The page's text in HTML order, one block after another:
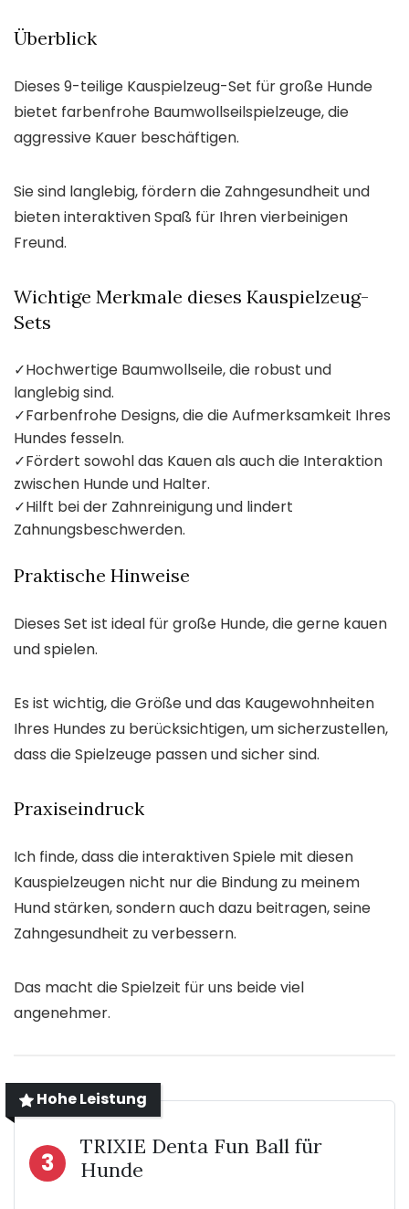
Überblick
Dieses 9-teilige Kauspielzeug-Set für große Hunde
bietet farbenfrohe Baumwollseilspielzeuge, die
aggressive Kauer beschäftigen.
Sie sind langlebig, fördern die Zahngesundheit und
bieten interaktiven Spaß für Ihren vierbeinigen
Freund.
Wichtige Merkmale dieses Kauspielzeug-
Sets
✓Hochwertige Baumwollseile, die robust und
langlebig sind.
✓Farbenfrohe Designs, die die Aufmerksamkeit Ihres
Hundes fesseln.
✓Fördert sowohl das Kauen als auch die Interaktion
zwischen Hunde und Halter.
✓Hilft bei der Zahnreinigung und lindert
Zahnungsbeschwerden.
Praktische Hinweise
Dieses Set ist ideal für große Hunde, die gerne kauen
und spielen.
Es ist wichtig, die Größe und das Kaugewohnheiten
Ihres Hundes zu berücksichtigen, um sicherzustellen,
dass die Spielzeuge passen und sicher sind.
Praxiseindruck
Ich finde, dass die interaktiven Spiele mit diesen
Kauspielzeugen nicht nur die Bindung zu meinem
Hund stärken, sondern auch dazu beitragen, seine
Zahngesundheit zu verbessern.
Das macht die Spielzeit für uns beide viel
angenehmer.
Hohe Leistung
3
TRIXIE Denta Fun Ball für
Hunde